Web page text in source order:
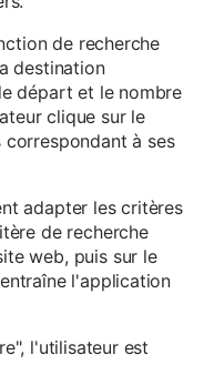
de recherche
destination
départ et le nombre
clique sur le
correspondant à ses
adapter les critères
de recherche
web, puis sur le
l'application
l'utilisateur est